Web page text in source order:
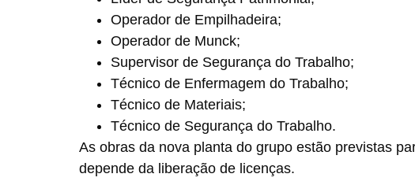
Operador de Empilhadeira;
Operador de Munck;
Supervisor de Segurança do Trabalho;
Técnico de Enfermagem do Trabalho;
Técnico de Materiais;
Técnico de Segurança do Trabalho.
As obras da nova planta do grupo estão previstas
depende da liberação de licenças.